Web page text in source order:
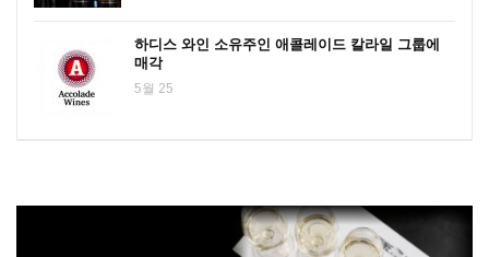
하디스 와인 소유주인 애콜레이드 칼라일 그룹에
매각
5월 25